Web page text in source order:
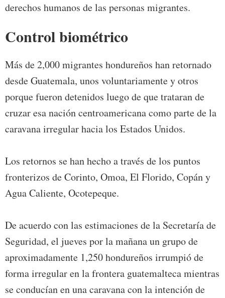
derechos humanos de las personas migrantes.
Control biométrico
Más de 2,000 migrantes hondureños han retornado
desde Guatemala, unos voluntariamente y otros
porque fueron detenidos luego de que trataran de
cruzar esa nación centroamericana como parte de la
caravana irregular hacia los Estados Unidos.
Los retornos se han hecho a través de los puntos
fronterizos de Corinto, Omoa, El Florido, Copán y
Agua Caliente, Ocotepeque.
De acuerdo con las estimaciones de la Secretaría de
Seguridad, el jueves por la mañana un grupo de
aproximadamente 1,250 hondureños irrumpió de
forma irregular en la frontera guatemalteca mientras
se conducían en una caravana con la intención de